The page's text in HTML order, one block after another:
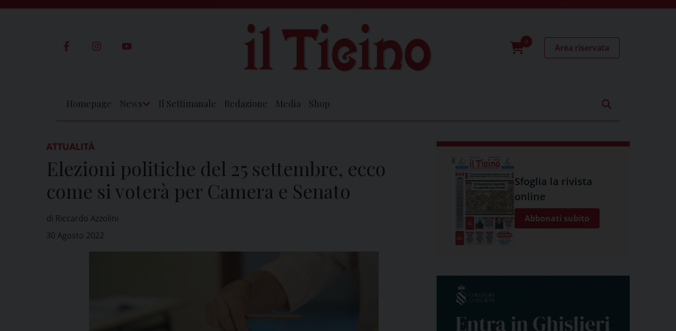
0
Area riservata
Homepage News Il Settimanale Redazione Media Shop
ATTUALITÀ
Elezioni politiche del 25 settembre, ecco
come si voterà per Camera e Senato
di Riccardo Azzolini
30 Agosto 2022
Sfoglia la rivista
online
Abbonati subito